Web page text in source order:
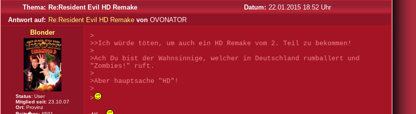
Thema: Re:Resident Evil HD Remake Datum: 22.01.2015 18:52 Uhr
Antwort auf: Re:Resident Evil HD Remake von OVONATOR
Blonder
Status: User
Mitglied seit: 23.10.07
Ort: Provinz
>
>>Ich würde töten, um auch ein HD Remake vom 2. Teil zu bekommen!
>
>Ach Du bist der Wahnsinnige, welcher in Deutschland rumballert und
"Zombies!" ruft.
>
>Aber hauptsache "HD"!
>
>